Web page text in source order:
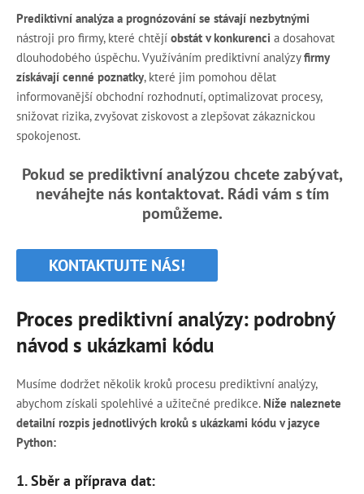
Prediktivní analýza a prognózování se stávají nezbytnými
nástroji pro firmy, které chtějí obstát v konkurenci a dosahovat
dlouhodobého úspěchu. Využíváním prediktivní analýzyfirmy
získávají cenné poznatky, které jim pomohou dělat
informovanější obchodní rozhodnutí, optimalizovat procesy,
snižovat rizika, zvyšovat ziskovost a zlepšovat zákaznickou
spokojenost.
Pokud se prediktivní analýzou chcete zabývat,
neváhejte nás kontaktovat. Rádi vám s tím
pomůžeme.
KONTAKTUJTE NÁS!
Proces prediktivní analýzy: podrobný
návod s ukázkami kódu
Musíme dodržet několik kroků procesu prediktivní analýzy,
abychom získali spolehlivé a užitečné predikce. Níže naleznete
detailní rozpis jednotlivých kroků s ukázkami kódu v jazyce
Python:
1. Sběr a příprava dat: